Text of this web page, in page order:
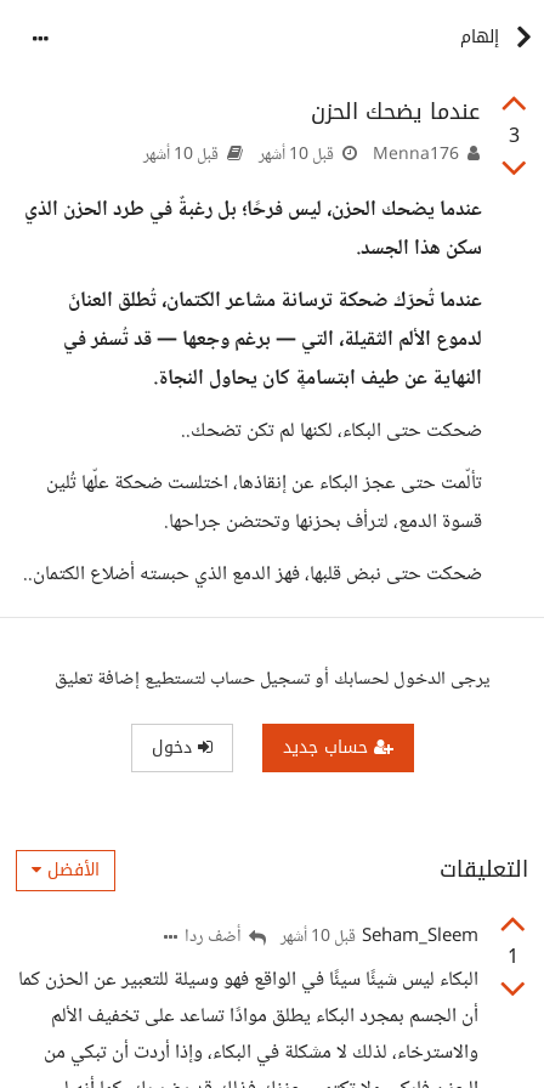
إلهام
3
عندما يضحك الحزن
قبل 10 أشهر قبل 10 أشهر
عندما يضحك الحزن، ليس فرحًا؛ بل رغبةٌ في طرد الحزن الذي
سكن هذا الجسد.
عندما تُحرّك ضحكة ترسانة مشاعر الكتمان، تُطلق العنانَ
لدموع الألم الثقيلة، التي — برغم وجعها — قد تُسفر في
النهاية عن طيف ابتسامةٍ كان يحاول النجاة.
ضحكت حتى البكاء، لكنها لم تكن تضحك..
تألّمت حتى عجز البكاء عن إنقاذها، اختلست ضحكة علّها تُلين
قسوة الدمع، لترأف بحزنها وتحتضن جراحها.
ضحكت حتى نبض قلبها، فهز الدمع الذي حبسته أضلاع الكتمان..
يرجى الدخول لحسابك أو تسجيل حساب لتستطيع إضافة تعليق
حساب جديد دخول
التعليقات الأفضل
1
Seham_Sleem قبل 10 أشهر أضف ردا
البكاء ليس شيئًا سيئًا في الواقع فهو وسيلة للتعبير عن الحزن كما
أن الجسم بمجرد البكاء يطلق موادًا تساعد على تخفيف الألم
والاسترخاء، لذلك لا مشكلة في البكاء، وإذا أردت أن تبكي من